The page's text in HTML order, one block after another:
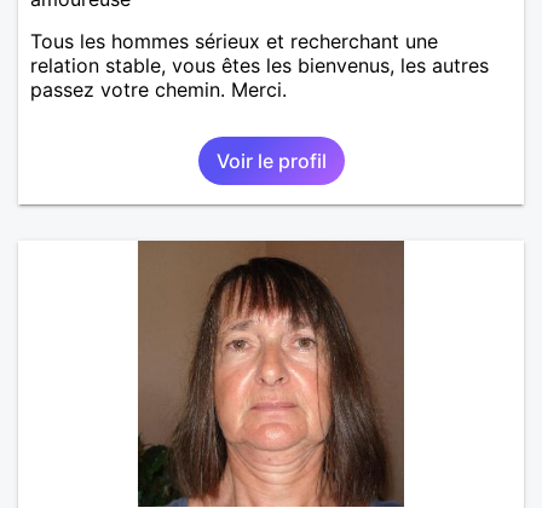
Tous les hommes sérieux et recherchant une
relation stable, vous êtes les bienvenus, les autres
passez votre chemin. Merci.
Voir le profil